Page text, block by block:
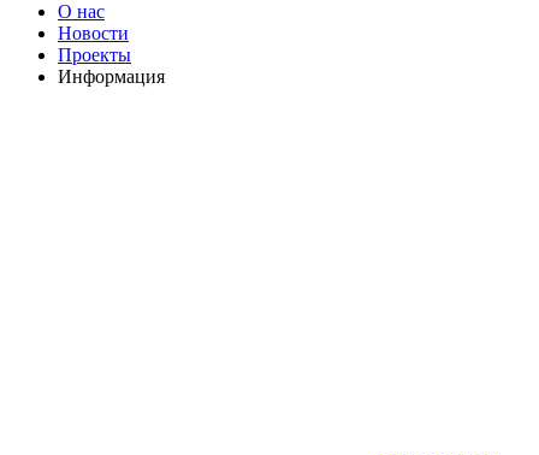
О нас
Новости
Проекты
Информация